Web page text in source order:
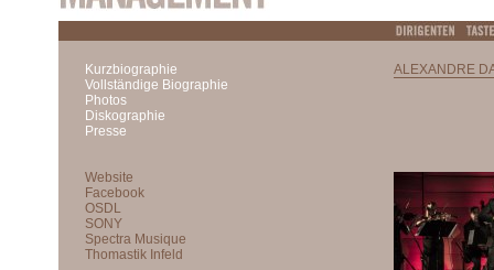
Kurzbiographie
Vollständige Biographie
Photos
Diskographie
Presse
ALEXANDRE